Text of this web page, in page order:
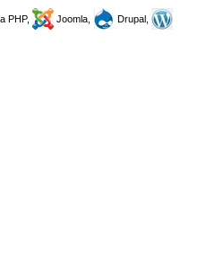
PHP, Joomla,
Drupal,